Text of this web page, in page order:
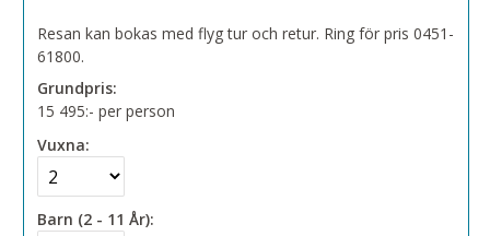
Resan kan bokas med flyg tur och retur. Ring för pris 0451-
61800.
Grundpris:
15 495:- per person
Vuxna:
Barn (2 - 11 År):